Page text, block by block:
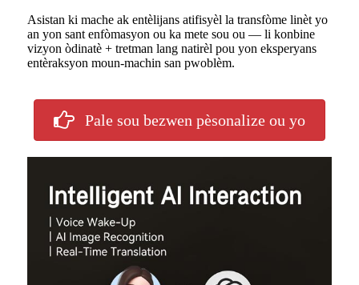
Asistan ki mache ak entèlijans atifisyèl la transfòme linèt yo
an yon sant enfòmasyon ou ka mete sou ou — li ​​konbine
vizyon òdinatè + tretman lang natirèl pou yon eksperyans
entèraksyon moun-machin san pwoblèm.
Pale sou bezwen pèsonalize ou yo